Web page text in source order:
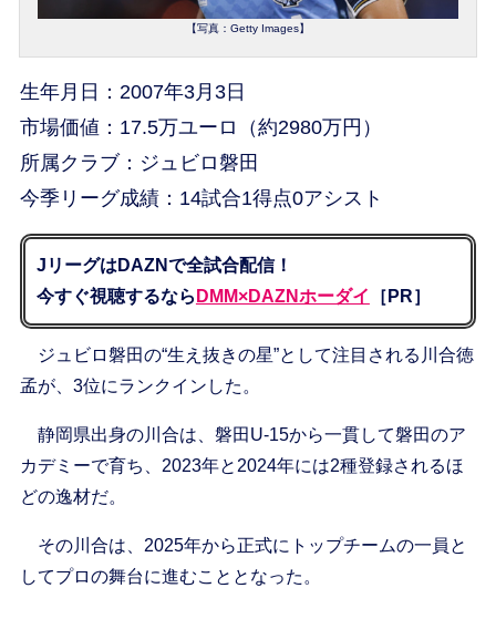
【写真：Getty Images】
生年月日：2007年3月3日
市場価値：17.5万ユーロ（約2980万円）
所属クラブ：ジュビロ磐田
今季リーグ成績：14試合1得点0アシスト
JリーグはDAZNで全試合配信！
今すぐ視聴するなら DMM×DAZNホーダイ ［PR］
ジュビロ磐田の“生え抜きの星”として注目される川合徳
孟が、3位にランクインした。
静岡県出身の川合は、磐田U-15から一貫して磐田のア
カデミーで育ち、2023年と2024年には2種登録されるほ
どの逸材だ。
その川合は、2025年から正式にトップチームの一員と
してプロの舞台に進むこととなった。